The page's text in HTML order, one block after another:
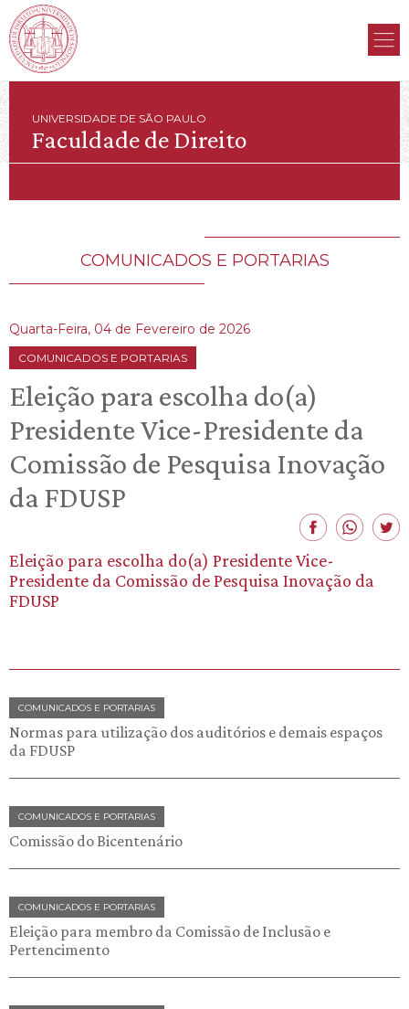
UNIVERSIDADE DE SÃO PAULO
Faculdade de Direito
COMUNICADOS E PORTARIAS
Quarta-Feira, 04 de Fevereiro de 2026
COMUNICADOS E PORTARIAS
Eleição para escolha do(a)
Presidente Vice-Presidente da
Comissão de Pesquisa Inovação
da FDUSP
Eleição para escolha do(a) Presidente Vice-
Presidente da Comissão de Pesquisa Inovação da
FDUSP
COMUNICADOS E PORTARIAS
Normas para utilização dos auditórios e demais espaços
da FDUSP
COMUNICADOS E PORTARIAS
Comissão do Bicentenário
COMUNICADOS E PORTARIAS
Eleição para membro da Comissão de Inclusão e
Pertencimento